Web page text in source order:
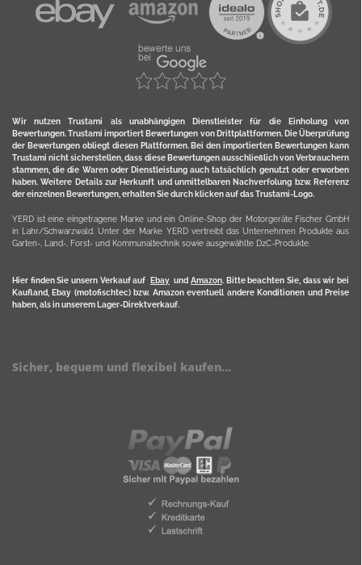
Wir nutzen Trustami als unabhängigen Dienstleister für die Einholung von
Bewertungen. Trustami importiert Bewertungen von Drittplattformen. Die Überprüfung
der Bewertungen obliegt diesen Plattformen. Bei den importierten Bewertungen kann
Trustami nicht sicherstellen, dass diese Bewertungen ausschließlich von Verbrauchern
stammen, die die Waren oder Dienstleistung auch tatsächlich genutzt oder erworben
haben. Weitere Details zur Herkunft und unmittelbaren Nachverfolung bzw. Referenz
der einzelnen Bewertungen, erhalten Sie durch klicken auf das Trustami-Logo.
YERD ist eine eingetragene Marke und ein Online-Shop der Motorgeräte Fischer GmbH
in Lahr/Schwarzwald. Unter der Marke YERD vertreibt das Unternehmen Produkte aus
Garten-, Land-, Forst- und Kommunaltechnik sowie ausgewählte D2C-Produkte.
Hier finden Sie unsern Verkauf auf Ebayund Amazon. Bitte beachten Sie, dass wir bei
Kaufland, Ebay (motofischtec) bzw. Amazon eventuell andere Konditionen und Preise
haben, als in unserem Lager-Direktverkauf.
Sicher, bequem und flexibel kaufen...